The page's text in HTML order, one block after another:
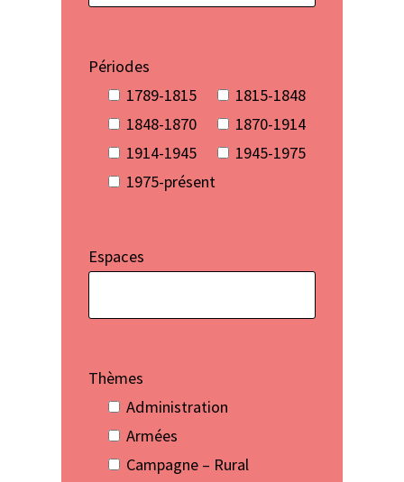
Périodes
1789-1815
1815-1848
1848-1870
1870-1914
1914-1945
1945-1975
1975-présent
Espaces
Thèmes
Administration
Armées
Campagne – Rural